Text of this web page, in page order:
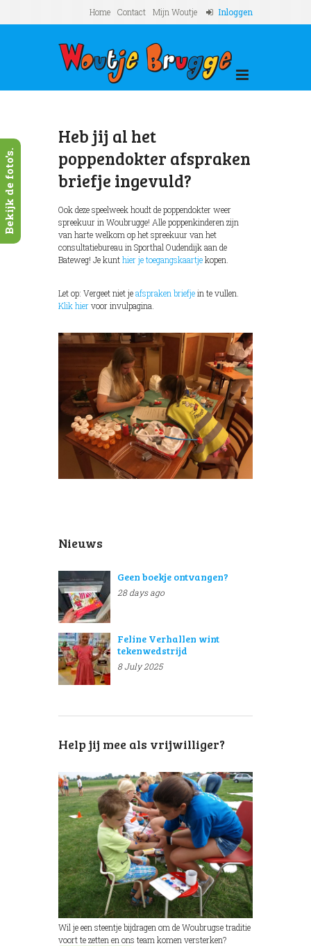
Home Contact Mijn Woutje Inloggen
Heb jij al het
poppendokter afspraken
briefje ingevuld?
Ook deze speelweek houdt de poppendokter weer
spreekuur in Woubrugge! Alle poppenkinderen zijn
van harte welkom op het spreekuur van het
consultatiebureau in Sporthal Oudendijk aan de
Bateweg! Je kunthier je toegangskaartjekopen.
Let op: Vergeet niet jeafspraken briefjein te vullen.
Klik hiervoor invulpagina.
Nieuws
Geen boekje ontvangen?
28 days ago
Feline Verhallen wint
tekenwedstrijd
8 July 2025
Help jij mee als vrijwilliger?
Wil je een steentje bijdragen om de Woubrugse traditie
voort te zetten en ons team komen versterken?
Bekijk de foto's.